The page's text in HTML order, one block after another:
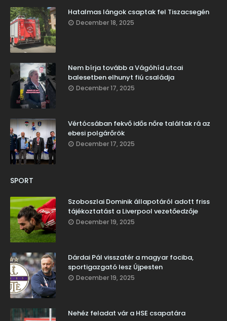
Hatalmas lángok csaptak fel Tiszacsegén
December 18, 2025
Nem bírja tovább a Vágóhíd utcai
balesetben elhunyt fiú családja
December 17, 2025
Vértócsában fekvő idős nőre találtak rá az
ebesi polgárőrök
December 17, 2025
SPORT
Szoboszlai Dominik állapotáról adott friss
tájékoztatást a Liverpool vezetőedzője
December 19, 2025
Dárdai Pál visszatér a magyar fociba,
sportigazgató lesz Újpesten
December 19, 2025
Nehéz feladat vár a HSE csapatára